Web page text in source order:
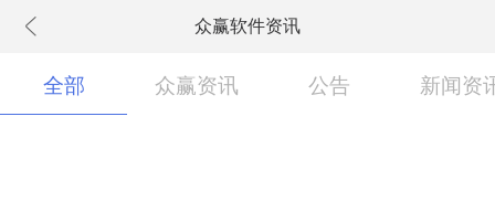
众赢软件资讯
全部 众赢资讯 公告 新闻资